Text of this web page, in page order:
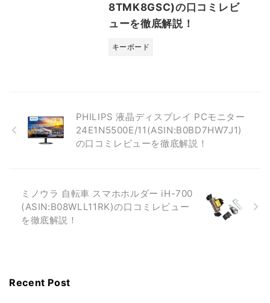
8TMK8GSC)の口コミレビ
ューを徹底解説！
キーボード
PHILIPS 液晶ディスプレイ PCモニター
24E1N5500E/11(ASIN:B0BD7HW7J1)
の口コミレビューを徹底解説！
ミノウラ 自転車 スマホホルダー iH-700
(ASIN:B08WLL11RK)の口コミレビュー
を徹底解説！
Recent Post